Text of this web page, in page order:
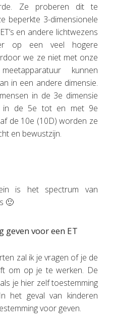
Ze proberen dit te
beperkte 3-dimensionele
en andere lichtwezens
op een veel hogere
we ze niet met onze
kunnen
in een andere dimensie.
in de 3e dimensie
in de 5e tot en met 9e
de 10e (10D) worden ze
en bewustzijn.
is het spectrum van
🙂
voor een ET
zal ik je vragen of je de
om op je te werken. De
je hier zelf toestemming
het geval van kinderen
voor geven.